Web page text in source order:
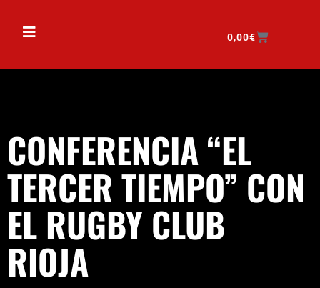
0,00€
CONFERENCIA “EL
TERCER TIEMPO” CON
EL RUGBY CLUB
RIOJA